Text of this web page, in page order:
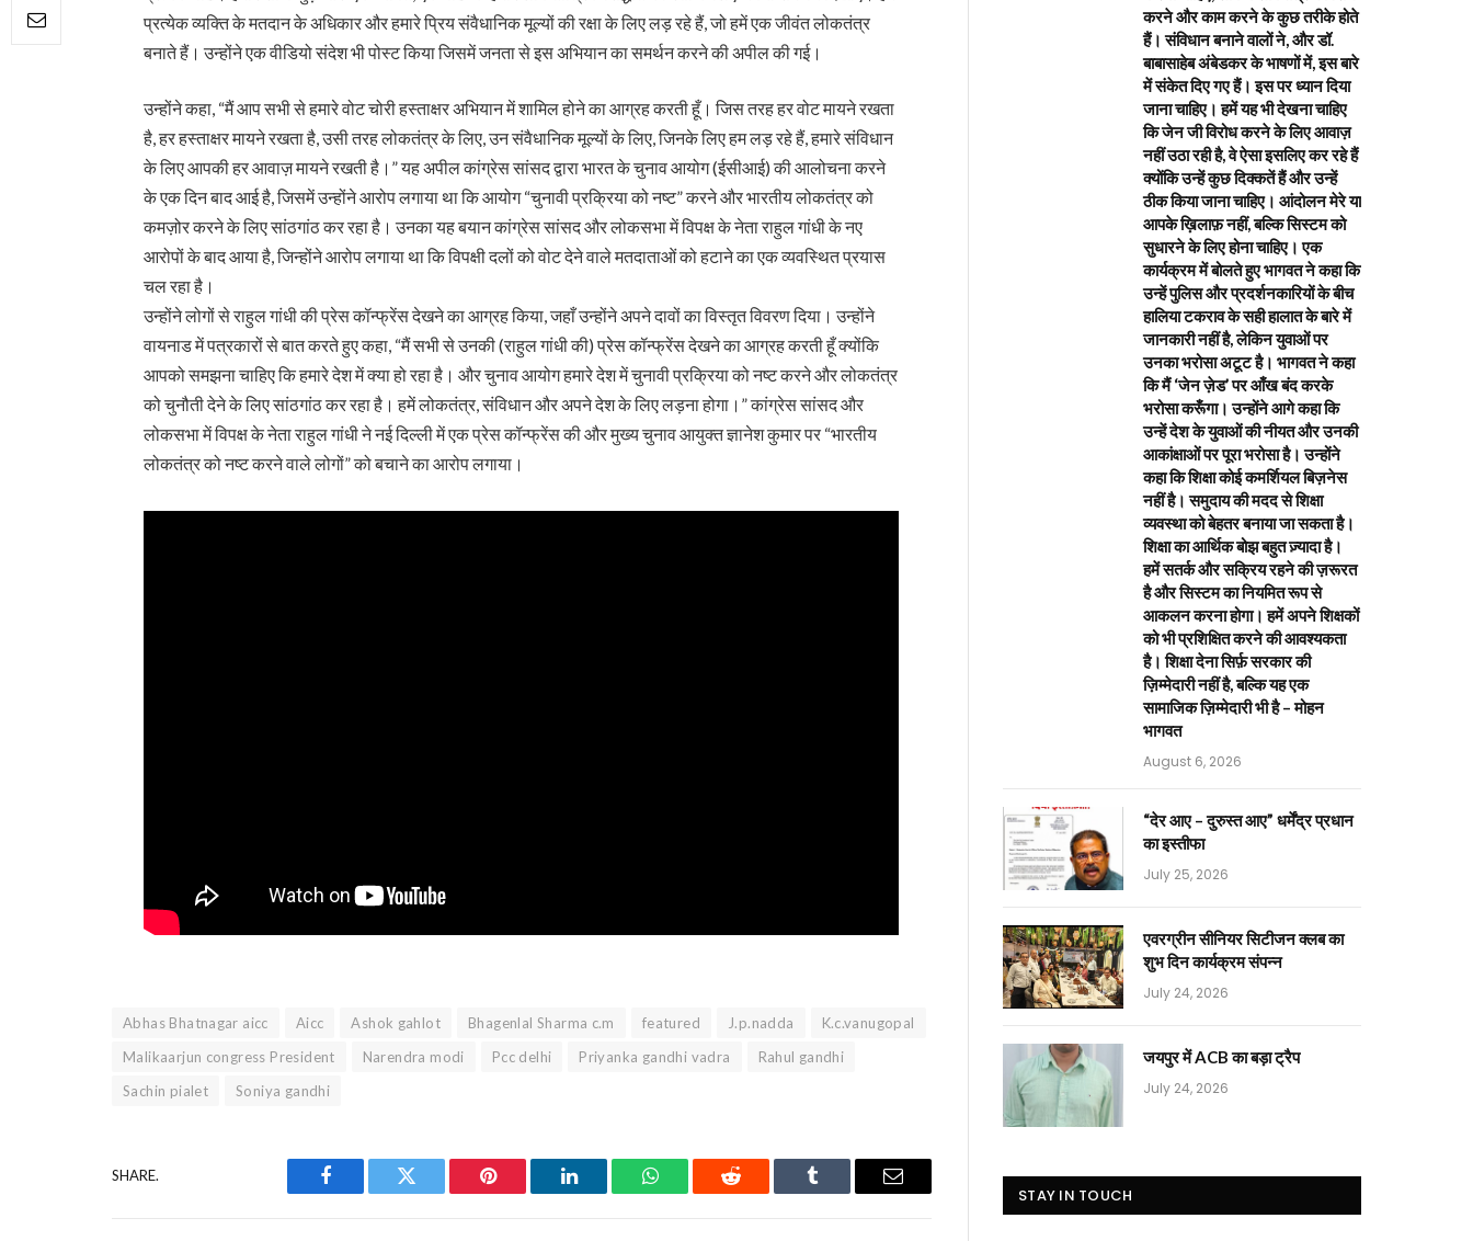
प्रत्येक व्यक्ति के मतदान के अधिकार और हमारे प्रिय संवैधानिक मूल्यों की रक्षा के लिए लड़ रहे हैं, जो हमें एक जीवंत लोकतंत्र
बनाते हैं। उन्होंने एक वीडियो संदेश भी पोस्ट किया जिसमें जनता से इस अभियान का समर्थन करने की अपील की गई।
उन्होंने कहा, “मैं आप सभी से हमारे वोट चोरी हस्ताक्षर अभियान में शामिल होने का आग्रह करती हूँ। जिस तरह हर वोट मायने रखता
है, हर हस्ताक्षर मायने रखता है, उसी तरह लोकतंत्र के लिए, उन संवैधानिक मूल्यों के लिए, जिनके लिए हम लड़ रहे हैं, हमारे संविधान
के लिए आपकी हर आवाज़ मायने रखती है।” यह अपील कांग्रेस सांसद द्वारा भारत के चुनाव आयोग (ईसीआई) की आलोचना करने
के एक दिन बाद आई है, जिसमें उन्होंने आरोप लगाया था कि आयोग “चुनावी प्रक्रिया को नष्ट” करने और भारतीय लोकतंत्र को
कमज़ोर करने के लिए सांठगांठ कर रहा है। उनका यह बयान कांग्रेस सांसद और लोकसभा में विपक्ष के नेता राहुल गांधी के नए
आरोपों के बाद आया है, जिन्होंने आरोप लगाया था कि विपक्षी दलों को वोट देने वाले मतदाताओं को हटाने का एक व्यवस्थित प्रयास
चल रहा है।
उन्होंने लोगों से राहुल गांधी की प्रेस कॉन्फ्रेंस देखने का आग्रह किया, जहाँ उन्होंने अपने दावों का विस्तृत विवरण दिया। उन्होंने
वायनाड में पत्रकारों से बात करते हुए कहा, “मैं सभी से उनकी (राहुल गांधी की) प्रेस कॉन्फ्रेंस देखने का आग्रह करती हूँ क्योंकि
आपको समझना चाहिए कि हमारे देश में क्या हो रहा है। और चुनाव आयोग हमारे देश में चुनावी प्रक्रिया को नष्ट करने और लोकतंत्र
को चुनौती देने के लिए सांठगांठ कर रहा है। हमें लोकतंत्र, संविधान और अपने देश के लिए लड़ना होगा।” कांग्रेस सांसद और
लोकसभा में विपक्ष के नेता राहुल गांधी ने नई दिल्ली में एक प्रेस कॉन्फ्रेंस की और मुख्य चुनाव आयुक्त ज्ञानेश कुमार पर “भारतीय
लोकतंत्र को नष्ट करने वाले लोगों” को बचाने का आरोप लगाया।
Abhas Bhatnagar aicc Aicc Ashok gahlot Bhagenlal Sharma c.m featured J.p.nadda
K.c.vanugopal
Malikaarjun congress President
Narendra modi Pcc delhi Priyanka gandhi vadra
Rahul gandhi
Sachin pialet
Soniya gandhi
SHARE.
Facebook Twitter Pinterest LinkedIn WhatsAppReddit Tumblr Email
करने और काम करने के कुछ तरीके होते
हैं। संविधान बनाने वालों ने, और डॉ.
बाबासाहेब अंबेडकर के भाषणों में, इस बारे
में संकेत दिए गए हैं। इस पर ध्यान दिया
जाना चाहिए। हमें यह भी देखना चाहिए
कि जेन जी विरोध करने के लिए आवाज़
नहीं उठा रही है, वे ऐसा इसलिए कर रहे हैं
क्योंकि उन्हें कुछ दिक्कतें हैं और उन्हें
ठीक किया जाना चाहिए। आंदोलन मेरे या
आपके ख़िलाफ़ नहीं, बल्कि सिस्टम को
सुधारने के लिए होना चाहिए। एक
कार्यक्रम में बोलते हुए भागवत ने कहा कि
उन्हें पुलिस और प्रदर्शनकारियों के बीच
हालिया टकराव के सही हालात के बारे में
जानकारी नहीं है, लेकिन युवाओं पर
उनका भरोसा अटूट है। भागवत ने कहा
कि मैं ‘जेन ज़ेड’ पर आँख बंद करके
भरोसा करूँगा। उन्होंने आगे कहा कि
उन्हें देश के युवाओं की नीयत और उनकी
आकांक्षाओं पर पूरा भरोसा है। उन्होंने
कहा कि शिक्षा कोई कमर्शियल बिज़नेस
नहीं है। समुदाय की मदद से शिक्षा
व्यवस्था को बेहतर बनाया जा सकता है।
शिक्षा का आर्थिक बोझ बहुत ज़्यादा है।
हमें सतर्क और सक्रिय रहने की ज़रूरत
है और सिस्टम का नियमित रूप से
आकलन करना होगा। हमें अपने शिक्षकों
को भी प्रशिक्षित करने की आवश्यकता
है। शिक्षा देना सिर्फ़ सरकार की
ज़िम्मेदारी नहीं है, बल्कि यह एक
सामाजिक ज़िम्मेदारी भी है – मोहन
भागवत
August 6, 2026
“देर आए – दुरुस्त आए” धर्मेंद्र प्रधान
का इस्तीफा
July 25, 2026
एवरग्रीन सीनियर सिटीजन क्लब का
शुभ दिन कार्यक्रम संपन्न
July 24, 2026
जयपुर में ACB का बड़ा ट्रैप
July 24, 2026
STAY IN TOUCH